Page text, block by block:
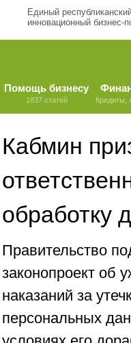
Единый
инновационный бизнес-
Помощь бизнесу
1837 статей Кредиты,
Кабмин
обработку
Правительство
законопроект об
наказаний за
персональных